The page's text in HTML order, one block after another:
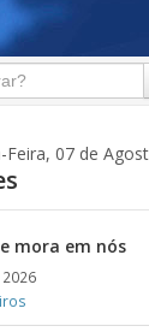
Feira, 07 de
mora em nós